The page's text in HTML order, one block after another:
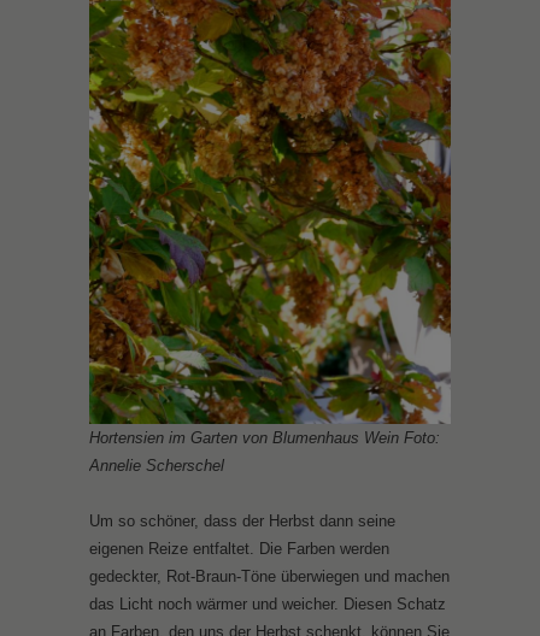
Hortensien im Garten von Blumenhaus Wein Foto:
Annelie Scherschel
Um so schöner, dass der Herbst dann seine
eigenen Reize entfaltet. Die Farben werden
gedeckter, Rot-Braun-Töne überwiegen und machen
das Licht noch wärmer und weicher. Diesen Schatz
an Farben, den uns der Herbst schenkt, können Sie